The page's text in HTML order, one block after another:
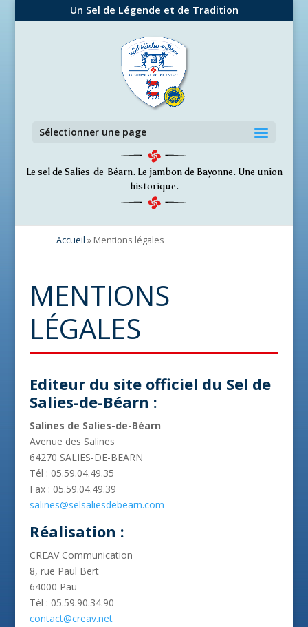
Un Sel de Légende et de Tradition
Sélectionner une page
Le sel de Salies-de-Béarn. Le jambon de Bayonne. Une union
historique.
Accueil » Mentions légales
MENTIONS
LÉGALES
Editeur du site officiel du Sel de
Salies-de-Béarn :
Salines de Salies-de-Béarn
Avenue des Salines
64270 SALIES-DE-BEARN
Tél : 05.59.04.49.35
Fax : 05.59.04.49.39
salines@selsaliesdebearn.com
Réalisation :
CREAV Communication
8, rue Paul Bert
64000 Pau
Tél : 05.59.90.34.90
contact@creav.net